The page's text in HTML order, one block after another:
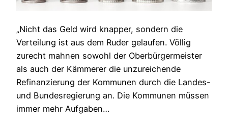
„Nicht das Geld wird knapper, sondern die
Verteilung ist aus dem Ruder gelaufen. Völlig
zurecht mahnen sowohl der Oberbürgermeister
als auch der Kämmerer die unzureichende
Refinanzierung der Kommunen durch die Landes-
und Bundesregierung an. Die Kommunen müssen
immer mehr Aufgaben…